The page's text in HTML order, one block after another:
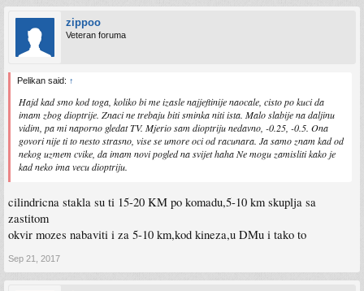
zippoo
Veteran foruma
Pelikan said: ↑
Hajd kad smo kod toga, koliko bi me izasle najjeftinije naocale, cisto po kuci da
imam zbog dioptrije. Znaci ne trebaju biti sminka niti ista. Malo slabije na daljinu
vidim, pa mi naporno gledat TV. Mjerio sam dioptriju nedavno, -0.25, -0.5. Ona
govori nije ti to nesto strasno, vise se umore oci od racunara. Ja samo znam kad od
nekog uzmem cvike, da imam novi pogled na svijet haha Ne mogu zamisliti kako je
kad neko ima vecu dioptriju.
cilindricna stakla su ti 15-20 KM po komadu,5-10 km skuplja sa
zastitom
okvir mozes nabaviti i za 5-10 km,kod kineza,u DMu i tako to
Sep 21, 2017